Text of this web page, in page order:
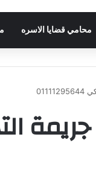
محامي قضايا الاسره